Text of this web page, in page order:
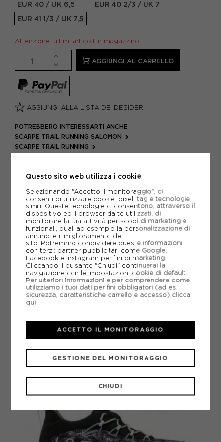
EUR 40 / UK 6,5
EUR 40 2/3 / UK 7
EUR 41 1/3 / UK 7,5
Attenzione: ultimi articoli in magazzino!
AGGIUNGI AL CARRELLO
AGGIUNGI ALLA LISTA DEI DESIDERI
POTREBBERO INTERESSARTI ANCHE
SCARPE TRAIL RUNNING SALOMON
SCARPE TRAIL RUNNING
METODI DI PAGAMENTO
PIÙ INFORMAZIONI
SCHEDA TECNICA
GUIDA ALLE TAGLIE
DOMANDE FREQUENTI
Come ordinare la taglia giusta?
Questo sito web utilizza i cookie
Selezionando "Accetto il monitoraggio", ci
consenti di utilizzare cookie, pixel, tag e tecnologie
simili. Queste tecnologie ci consentono, attraverso il
dispositivo ed il browser da te utilizzati, di
monitorare la tua attività per scopi di marketing e
funzionali, quali ad esempio la personalizzazione di
annunci e il miglioramento del
sito. Potremmo condividere queste informazioni
con terzi: partner pubblicitari come Google,
Facebook e Instagram per fini di marketing.
Cliccando il pulsante "Chiudi" continuerai la
navigazione con le impostazioni cookie di default.
Per ulteriori informazioni e per comprendere come
utilizziamo i tuoi dati per fini obbligatori (ad es.
sicurezza, caratteristiche carrello e accesso) clicca
qui
CHIUDI
GESTIONE DEL MONITORAGGIO
ACCETTO IL MONITORAGGIO